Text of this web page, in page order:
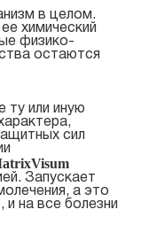
в целом.
химический
физико-
остаются
ту или иную
сил
Запускает
а это
и на все болезни